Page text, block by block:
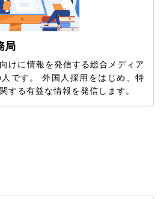
局
けに情報を発信する総合メディア
人です。 外国人採用をはじめ、特
する有益な情報を発信します。